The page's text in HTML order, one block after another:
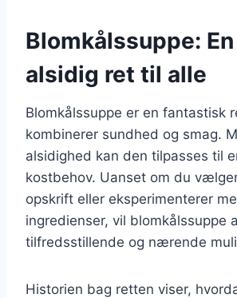
Blomkålssuppe:
alsidig ret til alle
Blomkålssuppe er en fantastisk
kombinerer sundhed og smag.
alsidighed kan den tilpasses til
kostbehov. Uanset om du
opskrift eller eksperimenterer
ingredienser, vil blomkålssuppe
tilfredsstillende og nærende
Historien bag retten viser,